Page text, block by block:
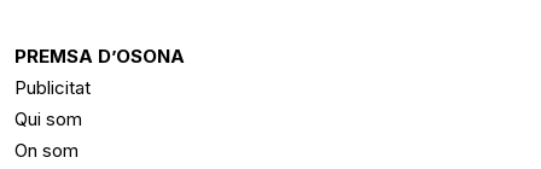
PREMSA D’OSONA
Publicitat
Qui som
On som